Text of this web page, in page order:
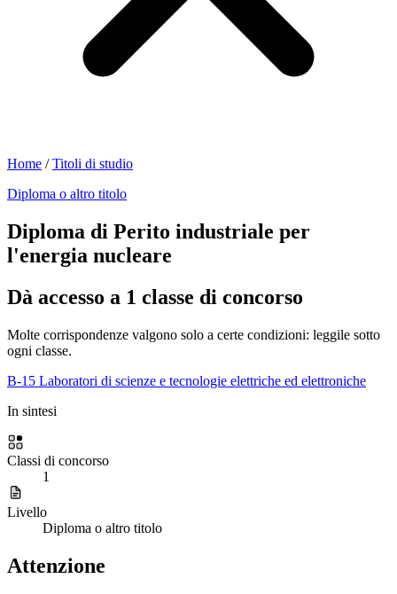
Home /Titoli di studio
Diploma o altro titolo
Diploma di Perito industriale per
l'energia nucleare
Dà accesso a 1 classe di concorso
Molte corrispondenze valgono solo a certe condizioni: leggile sotto
ogni classe.
B-15 Laboratori di scienze e tecnologie elettriche ed elettroniche
In sintesi
Classi di concorso
1
Livello
Diploma o altro titolo
Attenzione